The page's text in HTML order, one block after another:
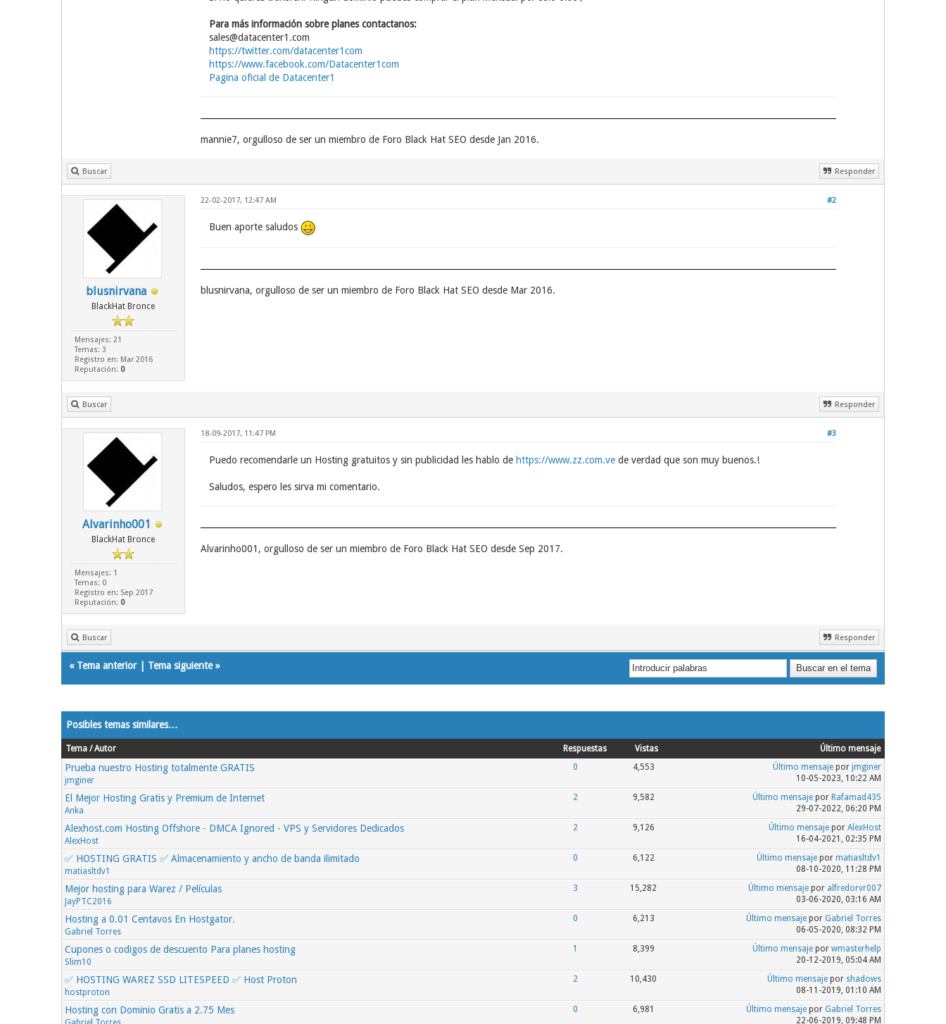
Para más información sobre planes contactanos:
sales@datacenter1.com
https://twitter.com/datacenter1com
https://www.facebook.com/Datacenter1com
Pagina oficial de Datacenter1
mannie7, orgulloso de ser un miembro de Foro Black Hat SEO desde Jan 2016.
Buscar Responder
blusnirvana
BlackHat Bronce
Mensajes: 21
Temas: 3
Registro en: Mar 2016
Reputación: 0
#2
22-02-2017, 12:47 AM
Buen aporte saludos
blusnirvana, orgulloso de ser un miembro de Foro Black Hat SEO desde Mar 2016.
Buscar Responder
Alvarinho001
BlackHat Bronce
Mensajes: 1
Temas: 0
Registro en: Sep 2017
Reputación: 0
#3
18-09-2017, 11:47 PM
Puedo recomendarle un Hosting gratuitos y sin publicidad les hablo de https://www.zz.com.vede verdad que son muy buenos.!
Saludos, espero les sirva mi comentario.
Alvarinho001, orgulloso de ser un miembro de Foro Black Hat SEO desde Sep 2017.
Buscar Responder
« Tema anterior| Tema siguiente»
Posibles temas similares…
Tema / Autor Respuestas Vistas Último mensaje
Prueba nuestro Hosting totalmente GRATIS
jmginer
0 4,553 Último mensajepor jmginer
10-05-2023, 10:22 AM
El Mejor Hosting Gratis y Premium de Internet
Anka
2 9,582 Último mensajepor Rafamad435
29-07-2022, 06:20 PM
Alexhost.com Hosting Offshore - DMCA Ignored - VPS y Servidores Dedicados
AlexHost
2 9,126 Último mensajepor AlexHost
16-04-2021, 02:35 PM
✅ HOSTING GRATIS ✅ Almacenamiento y ancho de banda ilimitado
matiasltdv1
0 6,122 Último mensajepor matiasltdv1
08-10-2020, 11:28 PM
Mejor hosting para Warez / Películas
JayPTC2016
3 15,282 Último mensajepor alfredorvr007
03-06-2020, 03:16 AM
Hosting a 0.01 Centavos En Hostgator.
Gabriel Torres
0 6,213 Último mensajepor Gabriel Torres
06-05-2020, 08:32 PM
Cupones o codigos de descuento Para planes hosting
Slim10
1 8,399 Último mensajepor wmasterhelp
20-12-2019, 05:04 AM
✅ HOSTING WAREZ SSD LITESPEED ✅ Host Proton
hostproton
2 10,430 Último mensajepor shadows
08-11-2019, 01:10 AM
Hosting con Dominio Gratis a 2.75 Mes 0 6,981 Último mensajepor Gabriel Torres
22-06-2019, 09:48 PM